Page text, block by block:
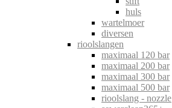
huls
wartelmoer
diversen
rioolslangen
maximaal 120 bar
maximaal 200 bar
maximaal 300 bar
maximaal 500 bar
rioolslang - nozzle